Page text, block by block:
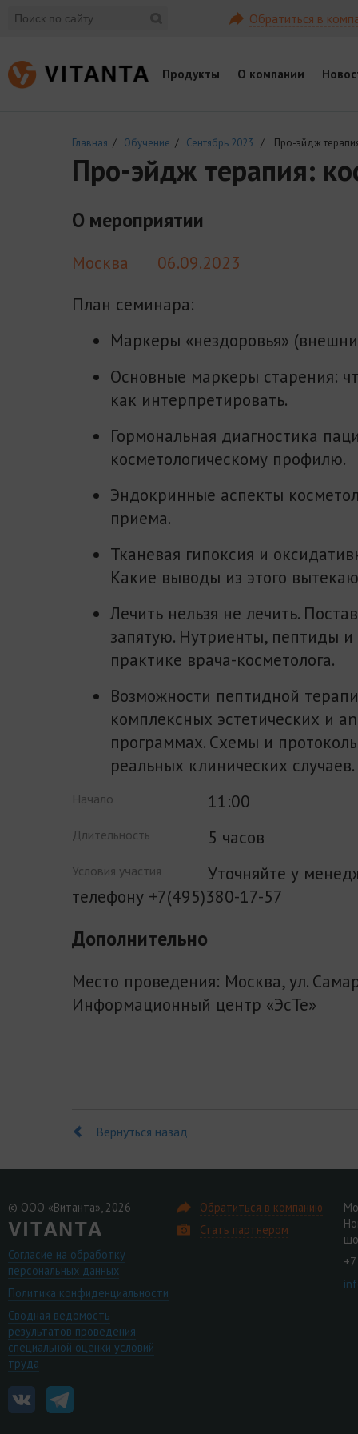
Обратиться в
Продукты О компании
Главная / Обучение / Сентябрь 2023 / Про-эйдж
Про-эйдж терапия:
О мероприятии
Москва
06.09.2023
План семинара:
Маркеры «нездоровья»
Основные маркеры старения:
как интерпретировать.
Гормональная диагностика
косметологическому профилю.
Эндокринные аспекты
приема.
Тканевая гипоксия и
Какие выводы из этого
Лечить нельзя не лечить.
запятую. Нутриенты, пептиды и
практике врача-косметолога.
Возможности пептидной
комплексных эстетических и
программах. Схемы и
реальных клинических случаев.
Начало 11:00
Длительность 5 часов
Условия участия
Уточняйте у
телефону +7(495)380-17-57
Дополнительно
Место проведения: Москва, ул.
Информационный центр «ЭсТе»
Вернуться назад
© ООО «Витанта», 2026
Согласие на обработку
персональных данных
Политика конфиденциальности
Сводная ведомость
результатов проведения
специальной оценки условий
труда
Обратиться в компанию
Стать партнером